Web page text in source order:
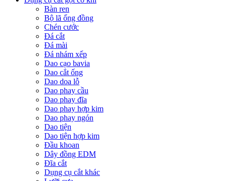
Bàn ren
Bộ lã ống đồng
Chén cước
Đá cắt
Đá mài
Đá nhám xếp
Dao cạo bavia
Dao cắt ống
Dao doa lỗ
Dao phay cầu
Dao phay đĩa
Dao phay hợp kim
Dao phay ngón
Dao tiện
Dao tiện hợp kim
Đầu khoan
Dây đồng EDM
Đĩa cắt
Dụng cụ cắt khác